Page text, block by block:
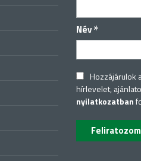
Név*
Hozzájárulok
hírlevelet,
nyilatkozatban